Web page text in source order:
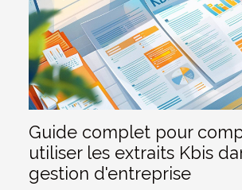
Guide complet pour
utiliser les extraits Kbis
gestion d'entreprise